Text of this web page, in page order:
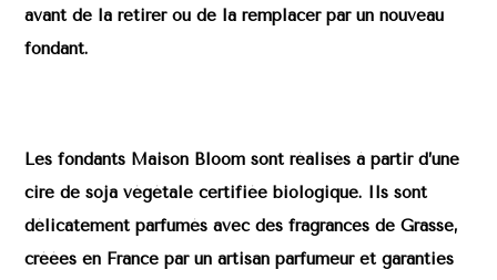
avant de la retirer ou de la remplacer par un nouveau
fondant.
Les fondants Maison Bloom sont réalisés à partir d’une
cire de soja végétale certifiée biologique. Ils sont
délicatement parfumés avec des fragrances de Grasse,
créées en France par un artisan parfumeur et garanties